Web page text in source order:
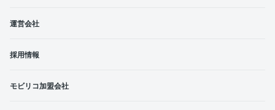
運営会社
採用情報
モビリコ加盟会社